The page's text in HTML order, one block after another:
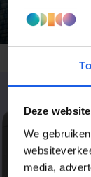
Deze
We
media,